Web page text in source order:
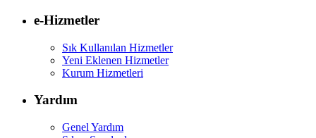
e-Hizmetler
Sık Kullanılan Hizmetler
Yeni Eklenen Hizmetler
Kurum Hizmetleri
Yardım
Genel Yardım